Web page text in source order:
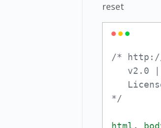
reset
/* http://
v2.0
*/
html ,